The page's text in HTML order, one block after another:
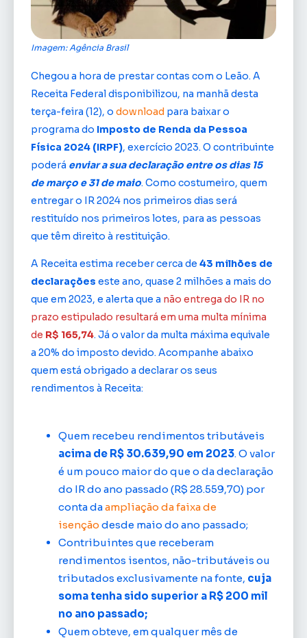
Imagem: Agência Brasil
Chegou a hora de prestar contas com o Leão. A
Receita Federal disponibilizou, na manhã desta
terça-feira (12), o download para baixar o
programa do Imposto de Renda da Pessoa
Física 2024 (IRPF), exercício 2023. O contribuinte
poderá enviar a sua declaração entre os dias 15
de março e 31 de maio. Como costumeiro, quem
entregar o IR 2024 nos primeiros dias será
restituído nos primeiros lotes, para as pessoas
que têm direito à restituição.
A Receita estima receber cerca de 43 milhões de
declarações este ano, quase 2 milhões a mais do
que em 2023, e alerta que a não entrega do IR no
prazo estipulado resultará em uma multa mínima
de R$ 165,74. Já o valor da multa máxima equivale
a 20% do imposto devido. Acompanhe abaixo
quem está obrigado a declarar os seus
rendimentos à Receita:
Quem recebeu rendimentos tributáveis
acima de R$ 30.639,90 em 2023. O valor
é um pouco maior do que o da declaração
do IR do ano passado (R$ 28.559,70) por
conta daampliação da faixa de
isenção desde maio do ano passado;
Contribuintes que receberam
rendimentos isentos, não-tributáveis ou
tributados exclusivamente na fonte, cuja
soma tenha sido superior a R$ 200 mil
no ano passado;
Quem obteve, em qualquer mês de